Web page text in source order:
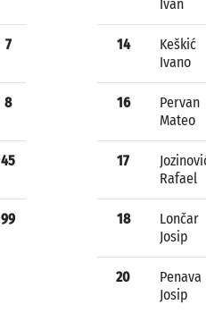
7
8
45
99
Ivan
14
Keškić
Ivano
16
Pervan
Mateo
17
Rafael
18
Lončar
Josip
20
Penava
Josip